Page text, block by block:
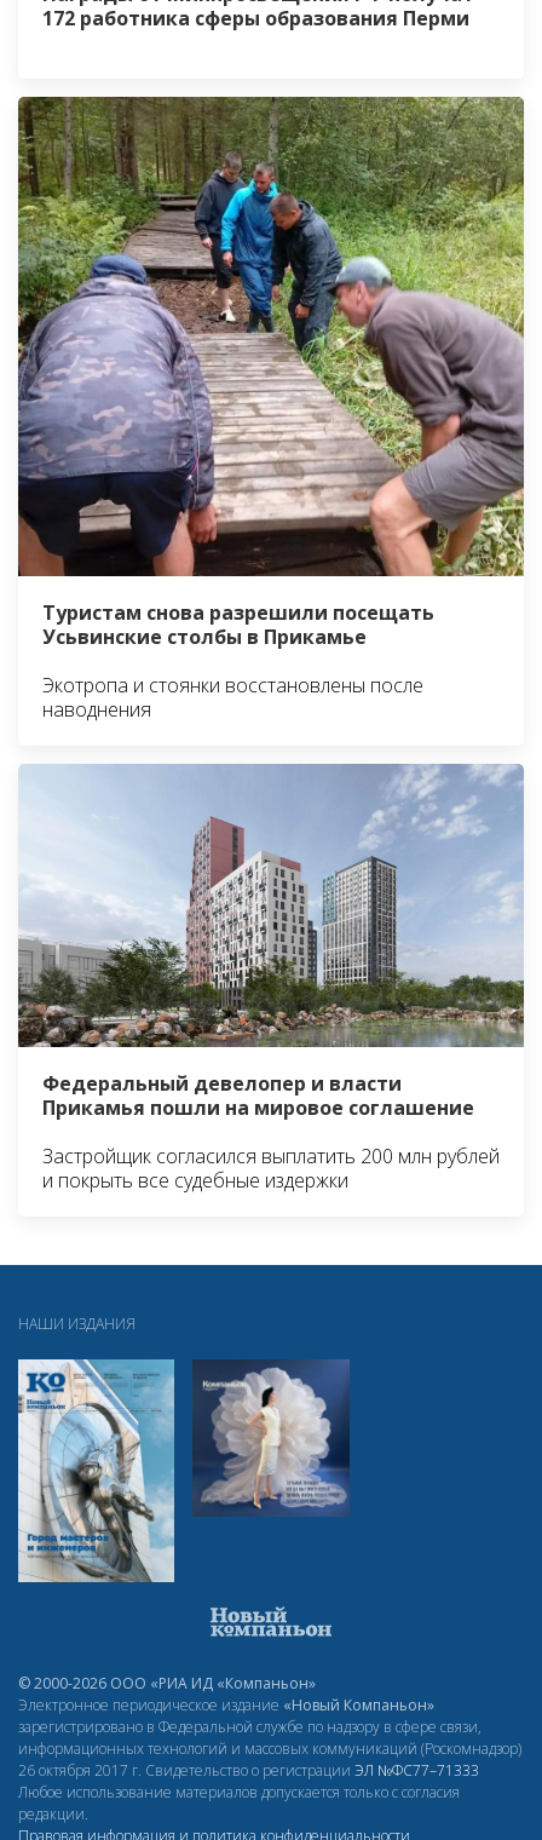
172 работника сферы образования Перми
Туристам снова разрешили посещать
Усьвинские столбы в Прикамье
Экотропа и стоянки восстановлены после
наводнения
Федеральный девелопер и власти
Прикамья пошли на мировое соглашение
Застройщик согласился выплатить 200 млн рублей
и покрыть все судебные издержки
НАШИ ИЗДАНИЯ
© 2000-2026 ООО «РИА ИД «Компаньон»
Электронное периодическое издание «Новый Компаньон»
зарегистрировано в Федеральной службе по надзору в сфере связи,
информационных технологий и массовых коммуникаций (Роскомнадзор)
26 октября 2017 г. Свидетельство о регистрации ЭЛ №ФС77–71333
Любое использование материалов допускается только с согласия
редакции.